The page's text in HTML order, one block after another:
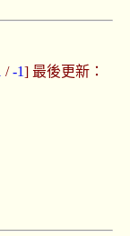
/-1] 最後更新：